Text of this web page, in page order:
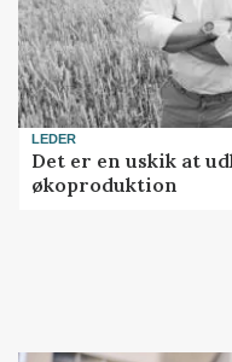
LEDER
Det er en uskik at
økoproduktion